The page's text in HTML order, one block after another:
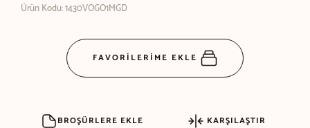
Ürün Kodu: 1430VOGO1MGD
FAVORİLERİME EKLE
BROŞÜRLERE EKLE
KARŞILAŞTIR